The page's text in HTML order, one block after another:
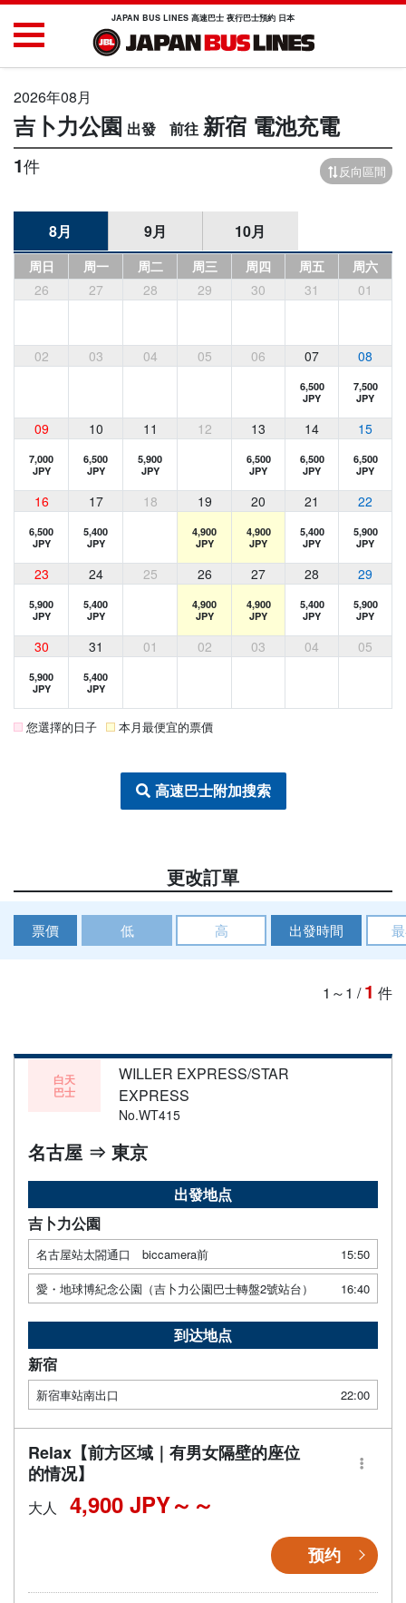
JAPAN BUS LINES 高速巴士 夜行巴士預約 日本
2026年08月
吉卜力公園 新宿 電池充電
1件 反向區間
8月 9月 10月
周日 周一 周二 周三 周四 周五
周六
26
27 28 29 30 31 01
02 03 04 05 06 07 08
6,500
JPY
7,500
JPY
09 10 11 12 13 14 15
7,000
JPY
6,500
JPY
5,900
JPY
6,500
JPY
6,500
JPY
6,500
JPY
16 17 18 19 20 21 22
6,500
JPY
5,400
JPY
4,900
JPY
4,900
JPY
5,400
JPY
5,900
JPY
23 24 25 26 27 28 29
5,900
JPY
5,400
JPY
4,900
JPY
4,900
JPY
5,400
JPY
5,900
JPY
30 31 01 02 03 04 05
5,900
JPY
5,400
JPY
您選擇的日子 本月最便宜的票價
高速巴士附加搜索
更改訂單
票價 低 高 出發時間
1～1 /1 件
白天
巴士
WILLER EXPRESS/STAR
EXPRESS
No.WT415
名古屋 ⇒ 東京
出發地点
吉卜力公園
名古屋站太閤通口 biccamera前
15:50
愛・地球博紀念公園（吉卜力公園巴士轉盤2號站台）
16:40
到达地点
新宿
新宿車站南出口 22:00
Relax【前方区域｜有男女隔壁的座位
的情况】
大人 4,900 JPY～
预约